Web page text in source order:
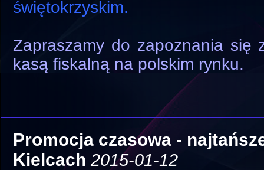
świętokrzyskim.
Zapraszamy do zapoznania się
kasą fiskalną na polskim rynku.
Promocja czasowa -
Kielcach 2015-01-12